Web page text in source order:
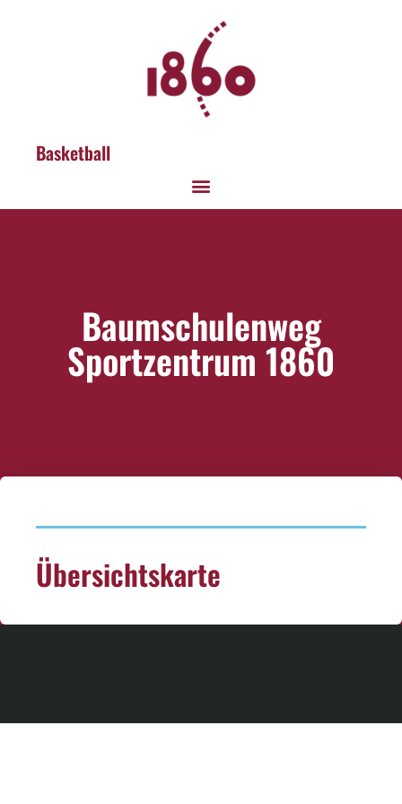
Basketball
Baumschulenweg
Sportzentrum 1860
Übersichtskarte